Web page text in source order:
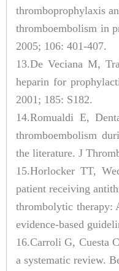
thromboprophylaxis
thromboembolism in
2005; 106: 401-407.
13.De Veciana M,
heparin for
2001; 185: S182.
14.Romualdi E,
thromboembolism
the literature. J
15.Horlocker TT,
patient receiving
thrombolytic therapy:
evidence-based
16.Carroli G, Cuesta
a systematic review.